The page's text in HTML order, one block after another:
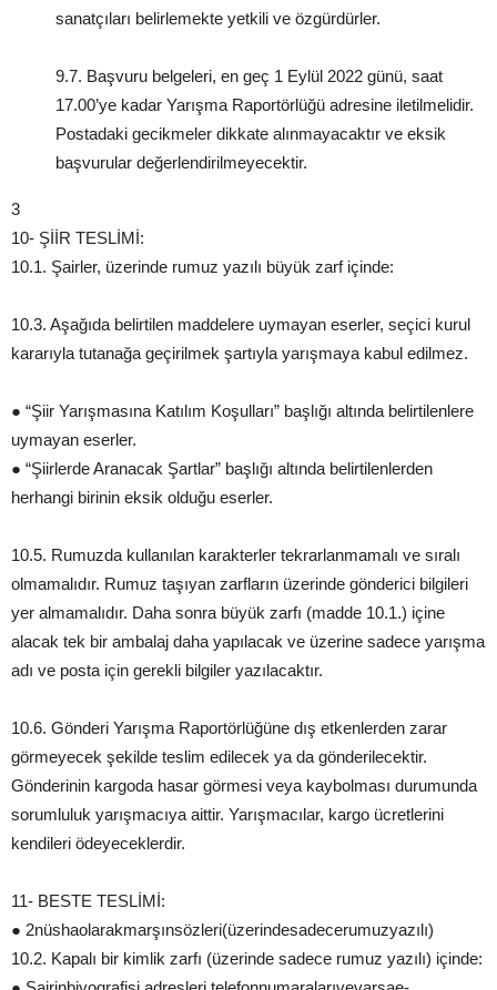
sanatçıları belirlemekte yetkili ve özgürdürler.
9.7. Başvuru belgeleri, en geç 1 Eylül 2022 günü, saat
17.00’ye kadar Yarışma Raportörlüğü adresine iletilmelidir.
Postadaki gecikmeler dikkate alınmayacaktır ve eksik
başvurular değerlendirilmeyecektir.
3
10- ŞİİR TESLİMİ:
10.1. Şairler, üzerinde rumuz yazılı büyük zarf içinde:
10.3. Aşağıda belirtilen maddelere uymayan eserler, seçici kurul
kararıyla tutanağa geçirilmek şartıyla yarışmaya kabul edilmez.
● “Şiir Yarışmasına Katılım Koşulları” başlığı altında belirtilenlere
uymayan eserler.
● “Şiirlerde Aranacak Şartlar” başlığı altında belirtilenlerden
herhangi birinin eksik olduğu eserler.
10.5. Rumuzda kullanılan karakterler tekrarlanmamalı ve sıralı
olmamalıdır. Rumuz taşıyan zarfların üzerinde gönderici bilgileri
yer almamalıdır. Daha sonra büyük zarfı (madde 10.1.) içine
alacak tek bir ambalaj daha yapılacak ve üzerine sadece yarışma
adı ve posta için gerekli bilgiler yazılacaktır.
10.6. Gönderi Yarışma Raportörlüğüne dış etkenlerden zarar
görmeyecek şekilde teslim edilecek ya da gönderilecektir.
Gönderinin kargoda hasar görmesi veya kaybolması durumunda
sorumluluk yarışmacıya aittir. Yarışmacılar, kargo ücretlerini
kendileri ödeyeceklerdir.
11- BESTE TESLİMİ:
● 2nüshaolarakmarşınsözleri(üzerindesadecerumuzyazılı)
10.2. Kapalı bir kimlik zarfı (üzerinde sadece rumuz yazılı) içinde: